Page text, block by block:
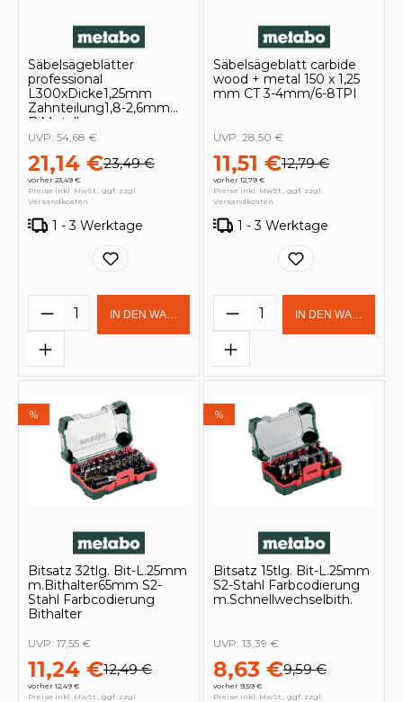
Säbelsägeblätter
professional
L300xDicke1,25mm
Zahnteilung1,8-2,6mm
BiMetall
21,14 €23,49 €
vorher 23,49 €
UVP: 54,68 €
Preise inkl. MwSt., ggf. zzgl.
Versandkosten
1 - 3 Werktage
Produkt Anzahl: Gib den
IN DEN WARENKORB
Säbelsägeblatt carbide
wood + metal 150 x 1,25
mm CT 3-4mm/6-8TPI
11,51 €12,79 €
vorher 12,79 €
UVP: 28,50 €
Preise inkl. MwSt., ggf. zzgl.
Versandkosten
1 - 3 Werktage
Produkt Anzahl:
IN DEN
%
Bitsatz 32tlg. Bit-L.25mm
m.Bithalter65mm S2-
Stahl Farbcodierung
Bithalter
11,24 €12,49 €
vorher 12,49 €
UVP: 17,55 €
Preise inkl. MwSt., ggf. zzgl.
%
Bitsatz 15tlg. Bit-L.25mm
S2-Stahl Farbcodierung
m.Schnellwechselbith.
8,63 €9,59 €
vorher 9,59 €
UVP: 13,39 €
Preise inkl. MwSt., ggf. zzgl.